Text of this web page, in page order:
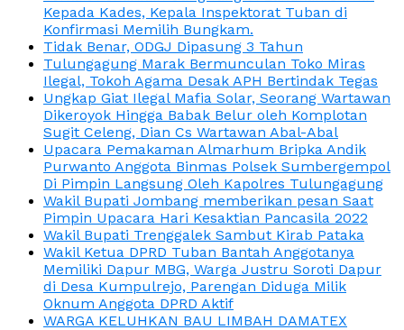
Kepada Kades, Kepala Inspektorat Tuban di
Konfirmasi Memilih Bungkam.
Tidak Benar, ODGJ Dipasung 3 Tahun
Tulungagung Marak Bermunculan Toko Miras
Ilegal, Tokoh Agama Desak APH Bertindak Tegas
Ungkap Giat Ilegal Mafia Solar, Seorang Wartawan
Dikeroyok Hingga Babak Belur oleh Komplotan
Sugit Celeng, Dian Cs Wartawan Abal-Abal
Upacara Pemakaman Almarhum Bripka Andik
Purwanto Anggota Binmas Polsek Sumbergempol
Di Pimpin Langsung Oleh Kapolres Tulungagung
Wakil Bupati Jombang memberikan pesan Saat
Pimpin Upacara Hari Kesaktian Pancasila 2022
Wakil Bupati Trenggalek Sambut Kirab Pataka
Wakil Ketua DPRD Tuban Bantah Anggotanya
Memiliki Dapur MBG, Warga Justru Soroti Dapur
di Desa Kumpulrejo, Parengan Diduga Milik
Oknum Anggota DPRD Aktif
WARGA KELUHKAN BAU LIMBAH DAMATEX